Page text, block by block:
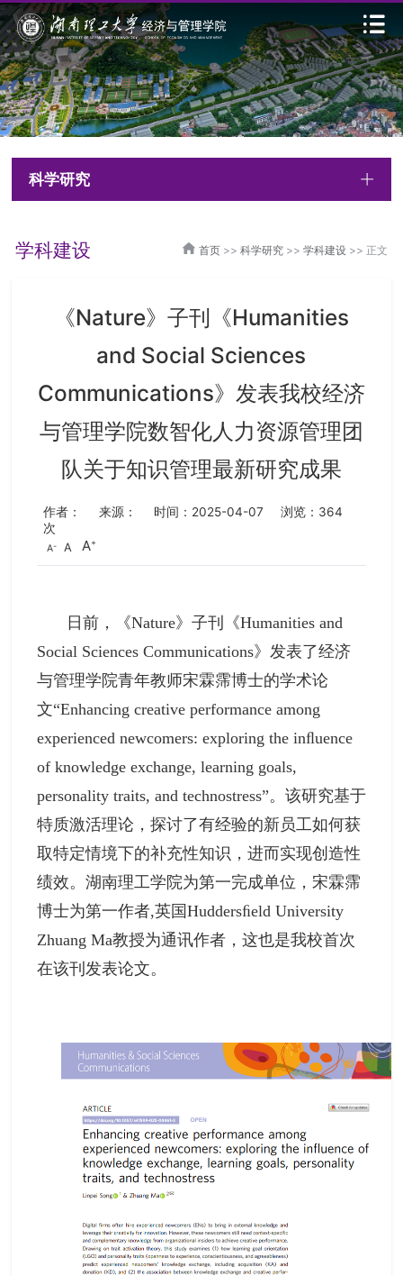
科学研究
学科建设 首页>> 科学研究>> 学科建设>> 正文
《Nature》子刊《Humanities
and Social Sciences
Communications》发表我校经济
与管理学院数智化人力资源管理团
队关于知识管理最新研究成果
作者： 来源： 时间：2025-04-07 浏览： 364
次
A A A
日前，《Nature》子刊《Humanities and
Social Sciences Communications》发表了经济
与管理学院青年教师宋霖霈博士的学术论
文“Enhancing creative performance among
experienced newcomers: exploring the inﬂuence
of knowledge exchange, learning goals,
personality traits, and technostress”。该研究基于
特质激活理论，探讨了有经验的新员工如何获
取特定情境下的补充性知识，进而实现创造性
绩效。湖南理工学院为第一完成单位，宋霖霈
博士为第一作者,英国Huddersﬁeld University
Zhuang Ma教授为通讯作者，这也是我校首次
在该刊发表论文。